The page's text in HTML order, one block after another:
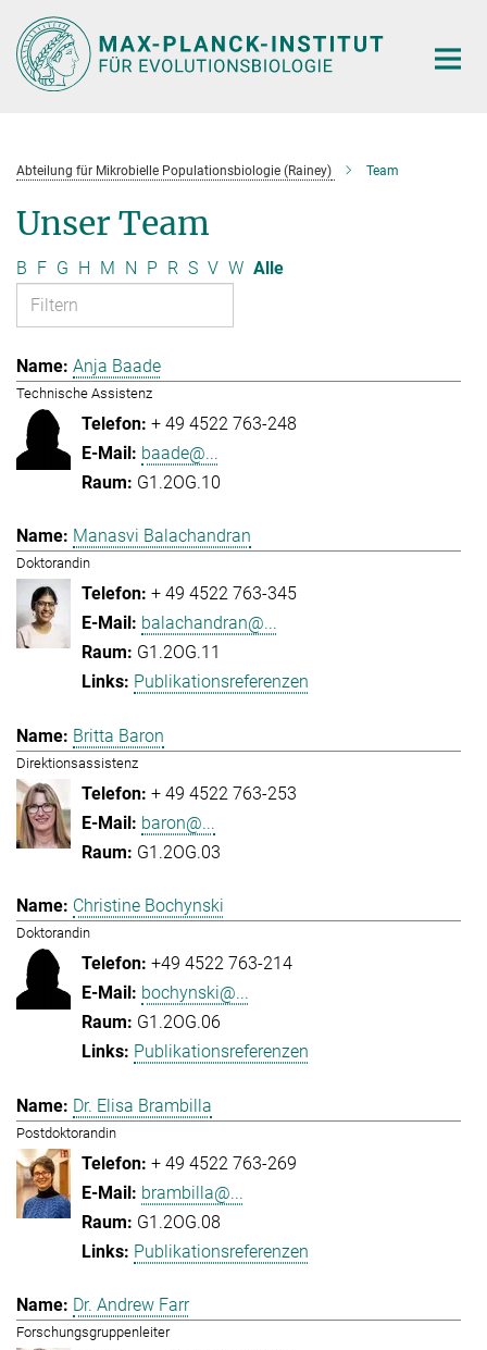
Hauptinhalt
Abteilung für Mikrobielle Populationsbiologie (Rainey) Team
Unser Team
B F G H M N P R S V W Alle
Anja Baade
Technische Assistenz
+ 49 4522 763-248
baade@...
G1.2OG.10
Manasvi Balachandran
Doktorandin
+ 49 4522 763-345
balachandran@...
G1.2OG.11
Publikationsreferenzen
Britta Baron
Direktionsassistenz
+ 49 4522 763-253
baron@...
G1.2OG.03
Christine Bochynski
Doktorandin
+49 4522 763-214
bochynski@...
G1.2OG.06
Publikationsreferenzen
Dr. Elisa Brambilla
Postdoktorandin
+ 49 4522 763-269
brambilla@...
G1.2OG.08
Publikationsreferenzen
Dr. Andrew Farr
Forschungsgruppenleiter